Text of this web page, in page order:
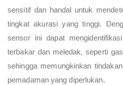
sensitif dan handal untuk
tingkat akurasi yang tinggi.
sensor ini dapat
terbakar dan meledak, seperti
sehingga memungkinkan
pemadaman yang diperlukan.